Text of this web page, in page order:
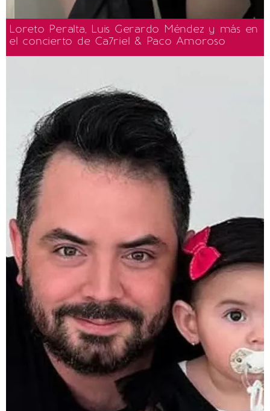
Loreto Peralta, Luis Gerardo Méndez y más en
el concierto de Ca7riel & Paco Amoroso